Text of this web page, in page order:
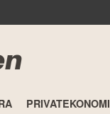
PRIVATEKONOMI